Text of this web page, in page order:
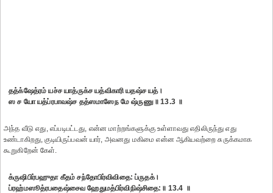
தத்க்ஷேத்ரம் யச்ச யாத்ருக்ச யத்விகாரி யதஷ்ச யத்।
ஸ ச யோ யத்ப்ரபாவஷ்ச தத்ஸமாஸேந மே ஷ்ருணு॥ 13.3 ॥
அந்த வீடு எது, எப்படிபட்டது, என்ன மாற்றங்களுக்கு உள்ளாவது எதிலிருந்து எது
உண்டாகிறது, குடியிருப்பவன் யார், அவனது மகிமை என்ன ஆகியவற்றை சுருக்கமாக
கூறுகிறேன் கேள்.
க்ருஷிபிர்பஹுதா கீதம் சந்தோபிர்விவிதை: ப்ருதக்।
ப்ரஹ்மஸூத்ரபதைஷ்சைவ ஹேதுமத்பிர்விநிஷ்சிதை:॥ 13.4 ॥